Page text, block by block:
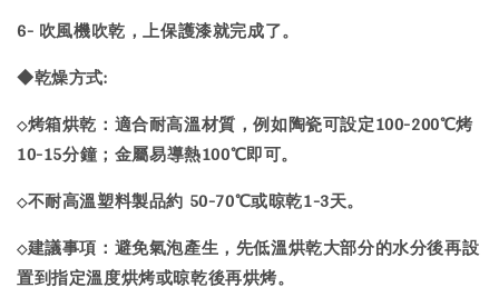
6- 吹風機吹乾，上保護漆就完成了。
◆乾燥方式:
◇烤箱烘乾：適合耐高溫材質，例如陶瓷可設定100-200℃烤
10-15分鐘；金屬易導熱100℃即可。
◇不耐高溫塑料製品約 50-70℃或晾乾1-3天。
◇建議事項：避免氣泡產生，先低溫烘乾大部分的水分後再設
置到指定溫度烘烤或晾乾後再烘烤。